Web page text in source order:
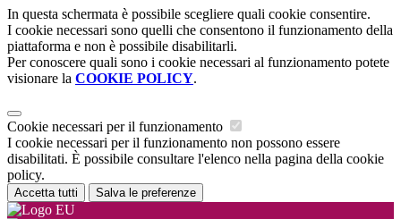
In questa schermata è possibile scegliere quali cookie consentire.
I cookie necessari sono quelli che consentono il funzionamento della
piattaforma e non è possibile disabilitarli.
Per conoscere quali sono i cookie necessari al funzionamento potete
visionare la COOKIE POLICY.
Cookie necessari per il funzionamento
I cookie necessari per il funzionamento non possono essere
disabilitati. È possibile consultare l'elenco nella pagina della cookie
policy.
Accetta tutti Salva le preferenze